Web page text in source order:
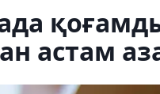
астам